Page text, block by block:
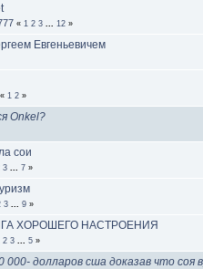
« 1 2 3 12 »
Евгеньевичем
« 1 2 »
Onkel?
сои
3 7 »
3 9 »
ХОРОШЕГО НАСТРОЕНИЯ
2 3 5 »
000- долларов сша доказав что соя